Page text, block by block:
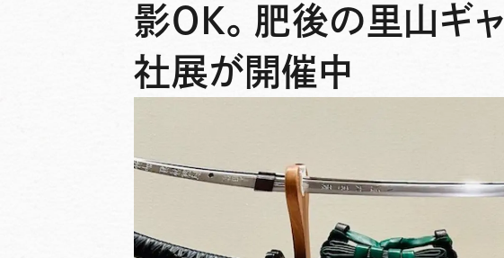
影OK。肥後の里山ギ
社展が開催中